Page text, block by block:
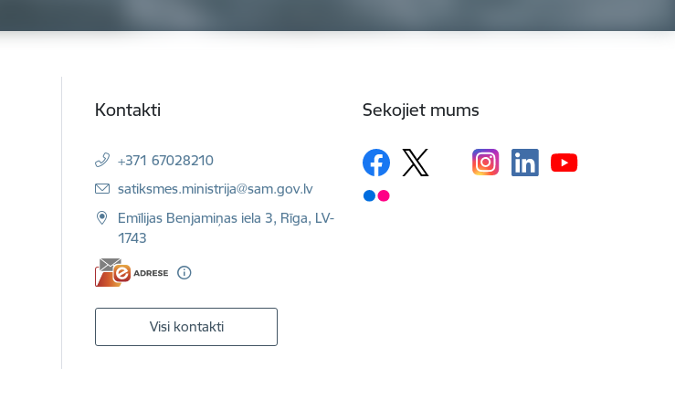
Kontakti
+371 67028210
E-pasts:
satiksmes.ministrija@sam.gov.lv
Emīlijas Benjamiņas iela 3, Rīga, LV-
1743
Visi kontakti
Sekojiet mums